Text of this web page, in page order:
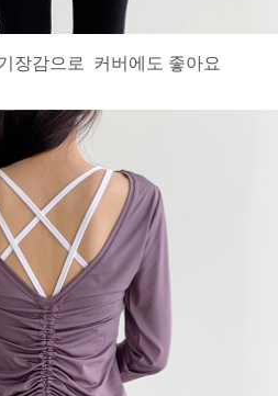
장감으로 커버에도 좋아요